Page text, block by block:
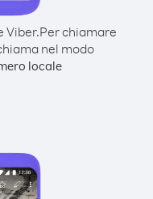
Viber.Per chiamare
nel modo
locale